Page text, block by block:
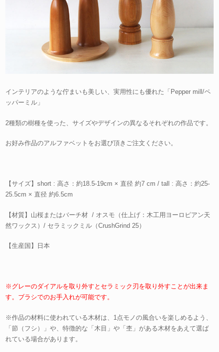
インテリアのような佇まいも美しい、実用性にも優れた「Pepper mill/ペ
ッパーミル」
2種類の樹種を使った、サイズやデザインの異なるそれぞれの作品です。
お好み作品のアルファベットをお選び頂きご注文ください。
【サイズ】short : 高さ：約18.5-19cm × 直径 約7 cm / tall : 高さ：約25-
25.5cm × 直径 約6.5cm
【材質】山桜またはバーチ材 / オスモ（仕上げ：木工用ヨーロピアン天
然ワックス）/ セラミックミル（CrushGrind 25）
【生産国】日本
※グレーのダイアルを取り外すとセラミック刃を取り外すことが出来ま
す。ブラシでのお手入れが可能です。
※作品の材料に使われている木材は、1点モノの風合いを楽しめるよう、
「節（フシ）」や、特徴的な「木目」や「杢」がある木材をあえて選ば
れている場合があります。